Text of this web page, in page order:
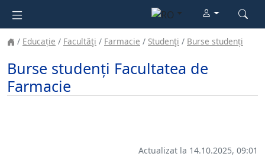
Educație Facultăţi Farmacie Studenţi Burse studenți
Burse studenți Facultatea de
Farmacie
Actualizat la 14.10.2025, 09:01